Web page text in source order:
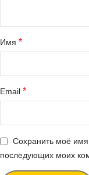
Имя *
Email *
Сохранить моё
последующих моих